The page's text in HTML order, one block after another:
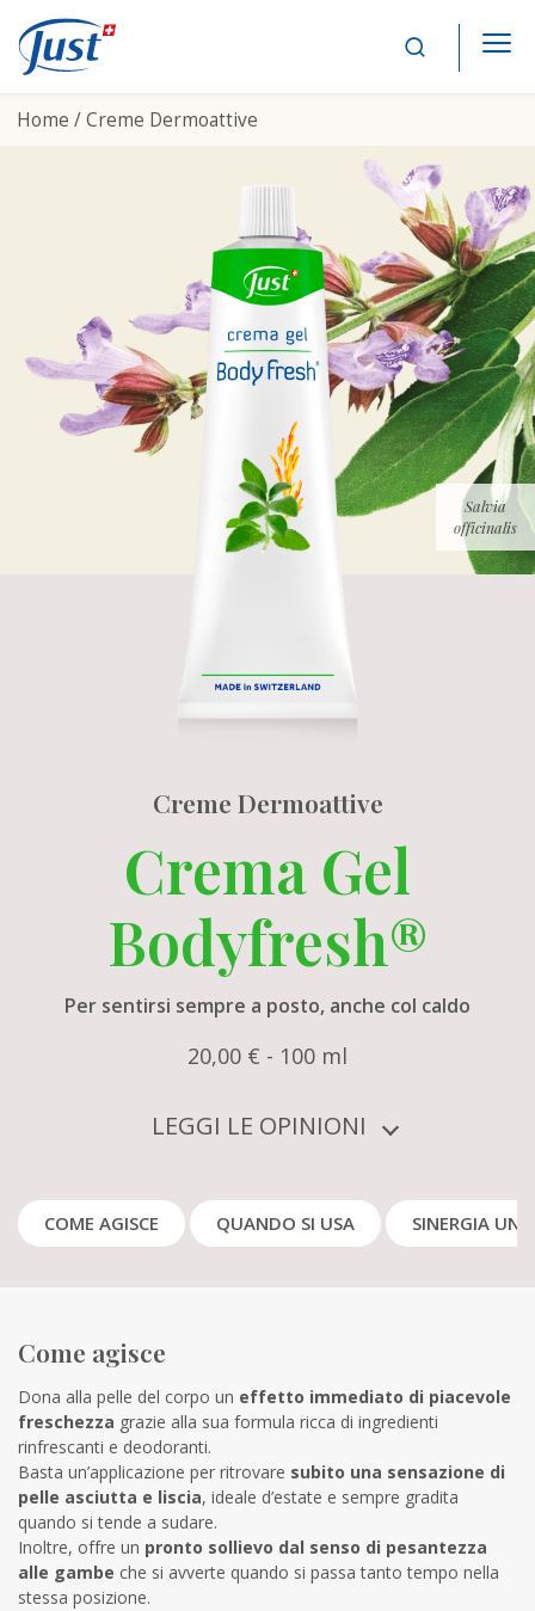
Main Navigation
Home /Creme Dermoattive
Salvia
officinalis
Creme Dermoattive
Crema Gel
Bodyfresh®
Per sentirsi sempre a posto, anche col caldo
20,00 € - 100 ml
LEGGI LE OPINIONI
COME AGISCE QUANDO SI USA SINERGIA
Come agisce
Dona alla pelle del corpo un effetto immediato di piacevole
freschezza grazie alla sua formula ricca di ingredienti
rinfrescanti e deodoranti.
Basta un’applicazione per ritrovare subito una sensazione di
pelle asciutta e liscia, ideale d’estate e sempre gradita
quando si tende a sudare.
Inoltre, offre un pronto sollievo dal senso di pesantezza
alle gambe che si avverte quando si passa tanto tempo nella
stessa posizione.